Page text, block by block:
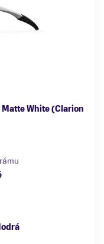
White (Clarion